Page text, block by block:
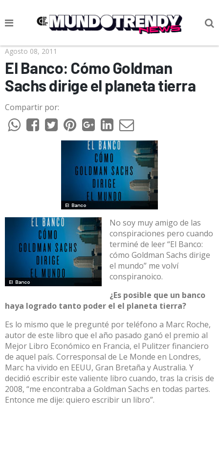
NOTICIAS
CULTURA POP
CIENCIA Y TECNOLOGÍA
VIDA
SOCIEDAD
CULTURIZANDO.COM
Agosto 08, 2011
El Banco: Cómo Goldman
Sachs dirige el planeta tierra
Compartir por:
No soy muy amigo de las
conspiraciones pero cuando
terminé de leer “El Banco:
cómo Goldman Sachs dirige
el mundo” me volví
conspiranoico.
¿Es posible que un banco
haya logrado tanto poder el el planeta tierra?
Es lo mismo que le pregunté por teléfono a Marc Roche,
autor de este libro que el año pasado ganó el premio al
Mejor Libro Económico en Francia, el Pulitzer financiero
de aquel país. Corresponsal de Le Monde en Londres,
Marc ha vivido en EEUU, Gran Bretaña y Australia. Y
decidió escribir este valiente libro cuando, tras la crisis de
2008, “me encontraba a Goldman Sachs en todas partes.
Entonce me dije: quiero escribir un libro”.